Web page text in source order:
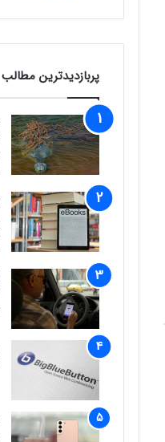
پربازدیدترین مطالب